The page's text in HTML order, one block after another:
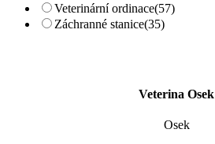
Veterinární ordinace(57)
Záchranné stanice(35)
Veterina Osek
Osek